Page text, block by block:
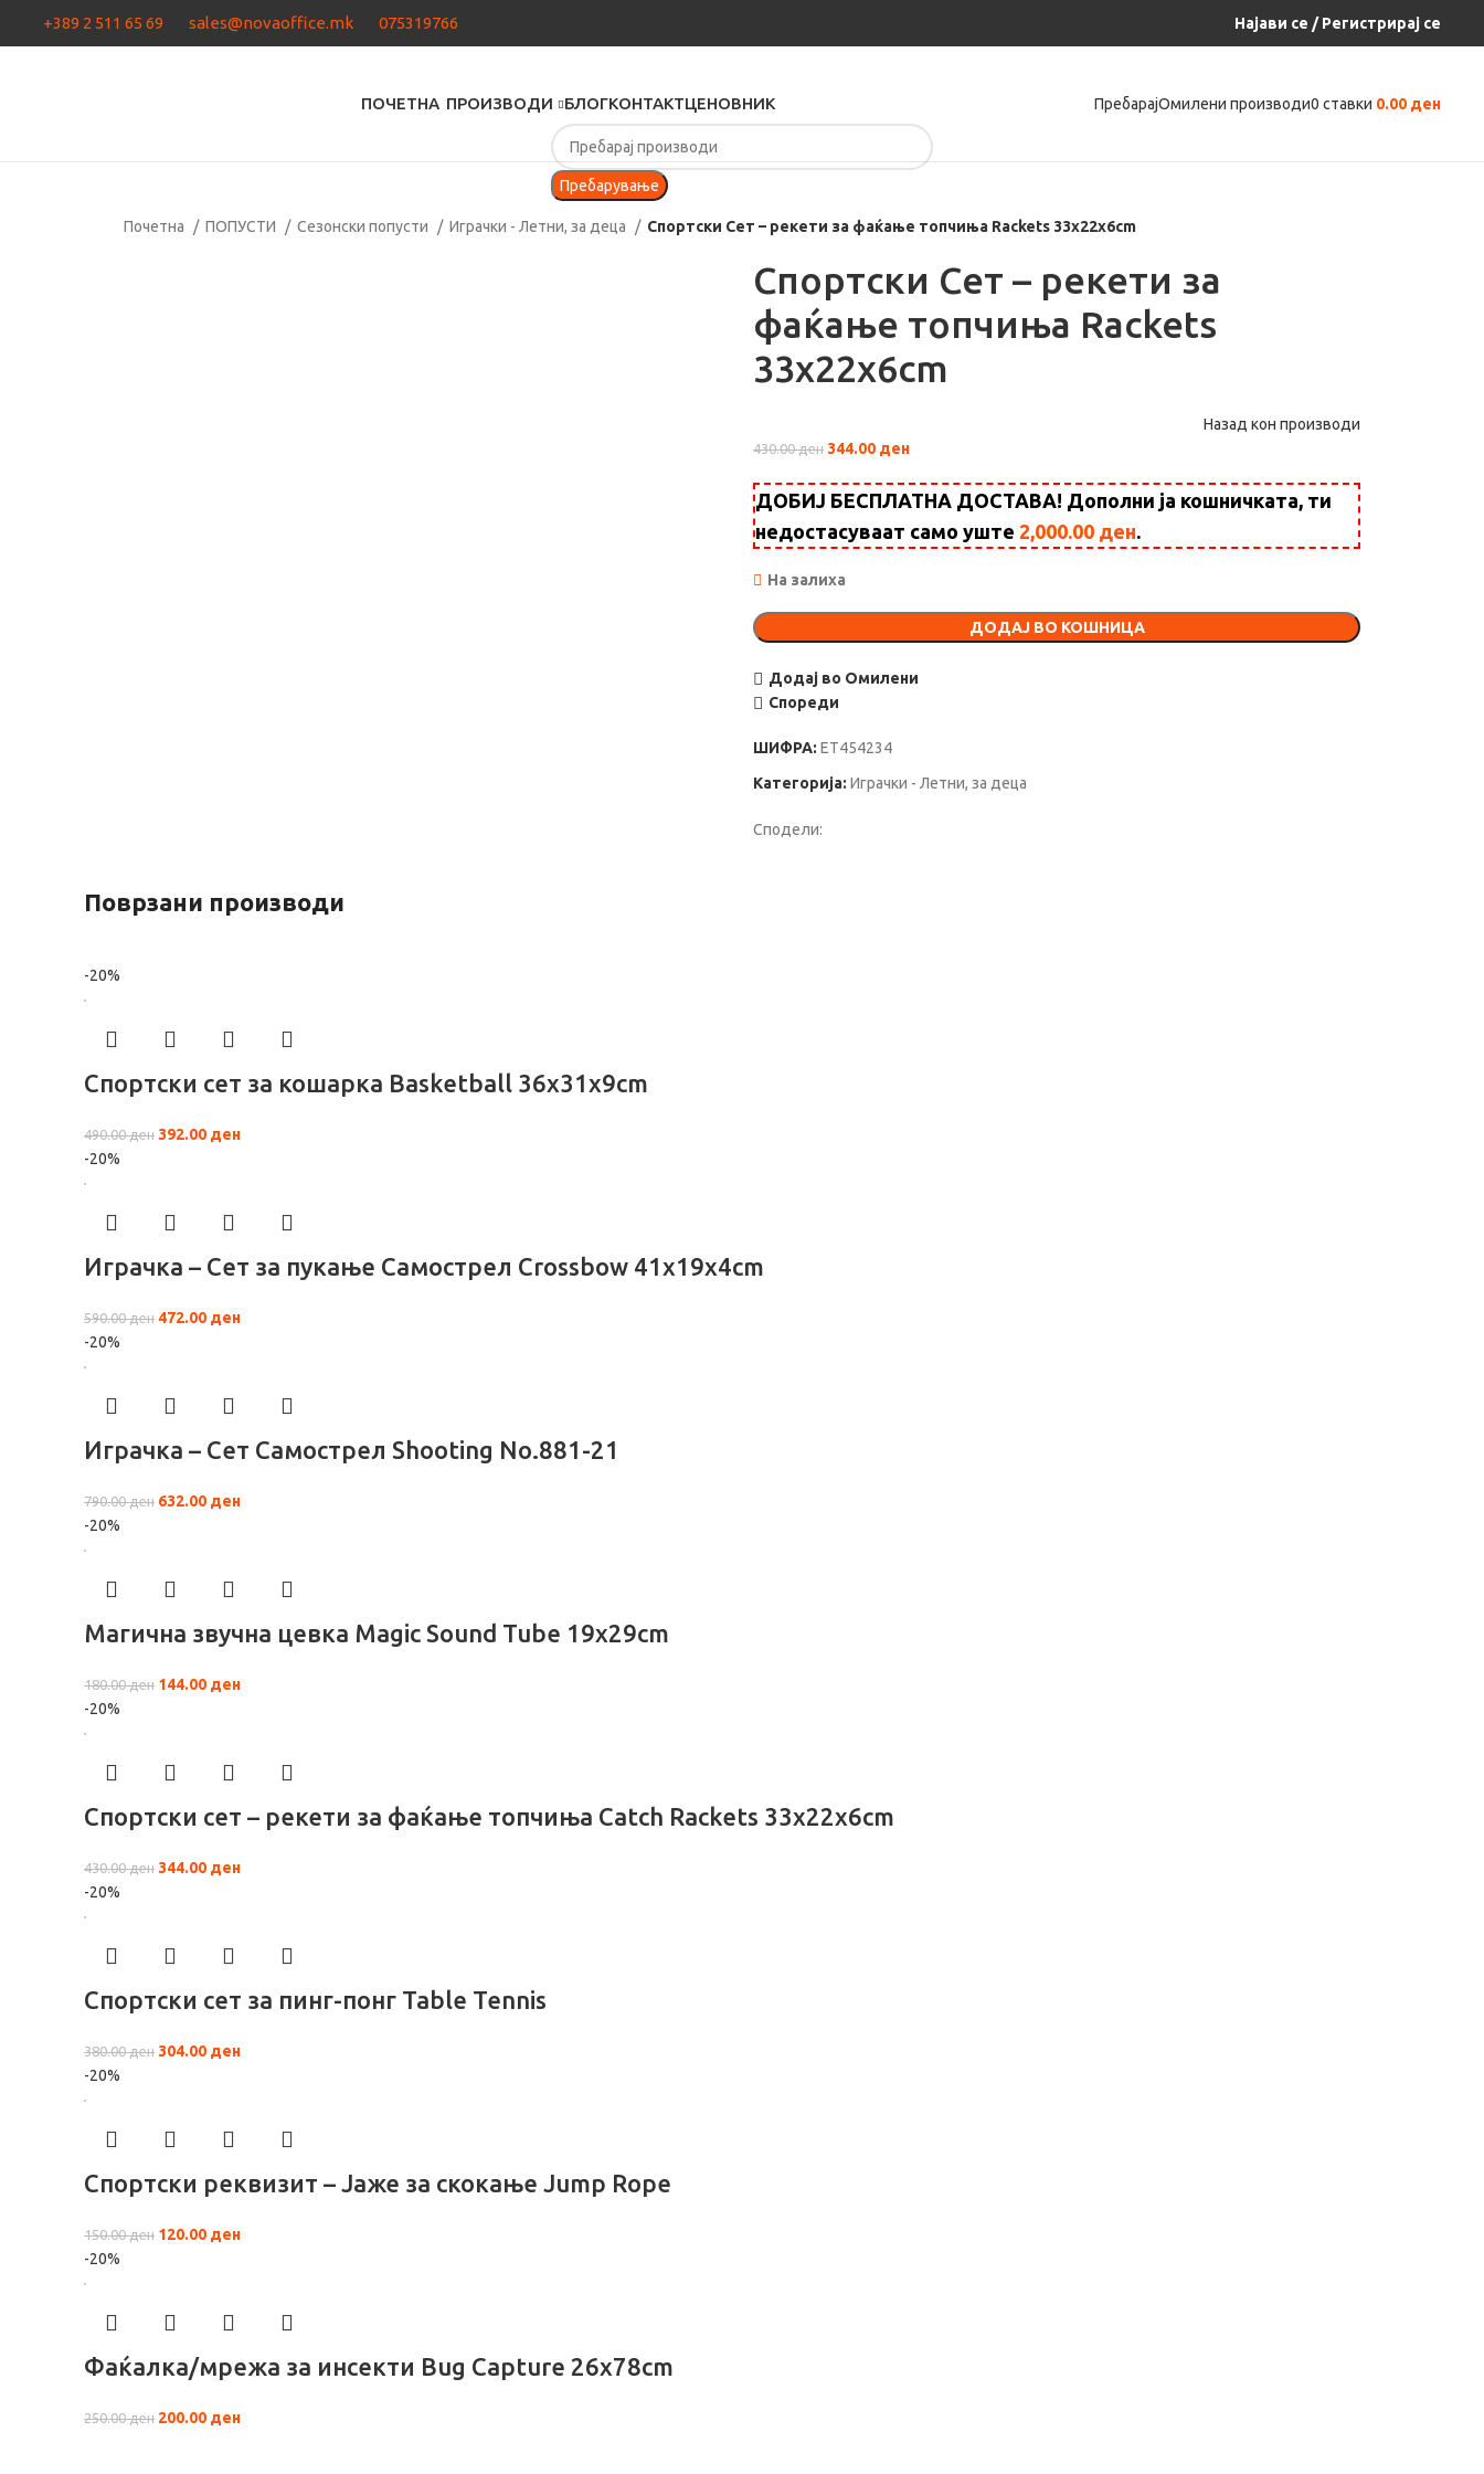
+389 2 511 65 69 sales@novaoffice.mk 075319766 Најави се / Регистрирај се
ПОЧЕТНА ПРОИЗВОДИ БЛОГКОНТАКТЦЕНОВНИК ПребарајОмилени производи0ставки 0.00 ден
Пребарување
Почетна ПОПУСТИ Сезонски попусти Играчки - Летни, за деца Спортски Сет – рекети за фаќање топчиња Rackets 33x22x6cm
Спортски Сет – рекети за
фаќање топчиња Rackets
33x22x6cm
Назад кон производи
430.00ден 344.00 ден
ДОБИЈ БЕСПЛАТНА ДОСТАВА! Дополни ја кошничката, ти
недостасуваат само уште 2,000.00 ден.
На залиха
ДОДАЈ ВО КОШНИЦА
Додај во Омилени
Спореди
ШИФРА: ET454234
Категорија: Играчки - Летни, за деца
Сподели:
Поврзани производи
-20%
Спортски сет за кошарка Basketball 36x31x9cm
490.00ден 392.00 ден
-20%
Играчка – Сет за пукање Самострел Crossbow 41x19x4cm
590.00ден 472.00 ден
-20%
Играчка – Сет Самострел Shooting No.881-21
790.00ден 632.00 ден
-20%
Магична звучна цевка Magic Sound Tube 19x29cm
180.00ден 144.00 ден
-20%
Спортски сет – рекети за фаќање топчиња Catch Rackets 33x22x6cm
430.00ден 344.00 ден
-20%
Спортски сет за пинг-понг Table Tennis
380.00ден 304.00 ден
-20%
Спортски реквизит – Јаже за скокање Jump Rope
150.00ден 120.00 ден
-20%
Фаќалка/мрежа за инсекти Bug Capture 26x78cm
250.00ден 200.00 ден